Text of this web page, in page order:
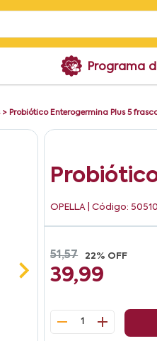
Programa
> Probiótico Enterogermina Plus 5
OPELLA | Código:
51,57 22% OFF
39,99
1